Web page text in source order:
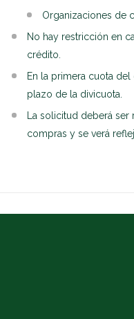
Organizaciones de
No hay restricción en
crédito.
En la primera cuota
plazo de la divicuota.
La solicitud deberá
compras y se verá